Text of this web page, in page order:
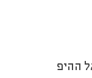
ההיפ